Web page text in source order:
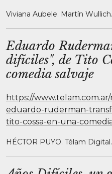
Viviana Aubele. Martín
Eduardo
difíciles", de Tito
comedia salvaje
https://www.telam.com.ar/
eduardo-ruderman-
tito-cossa-en-una-
HÉCTOR PUYO. Télam